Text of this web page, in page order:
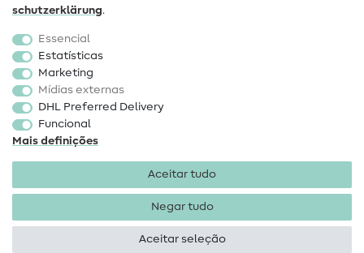
Popular
Tecidos
Acessórios de costura
Promoção
schutz­erklärung.
Essencial
Estatísticas
Marketing
Mídias externas
DHL Preferred Delivery
Funcional
Mais definições
Aceitar tudo
Negar tudo
Aceitar seleção
Proteção de dados
condições
Direito de rescisão
Direitos de autor 2026 SewIY GmbH